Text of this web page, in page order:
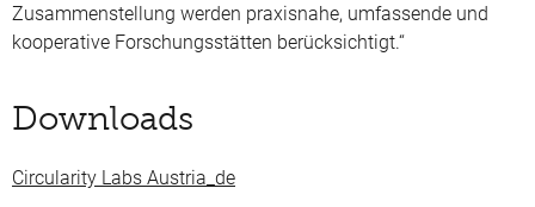
Zusammenstellung werden praxisnahe, umfassende und
kooperative Forschungsstätten berücksichtigt.“
Downloads
Circularity Labs Austria_de